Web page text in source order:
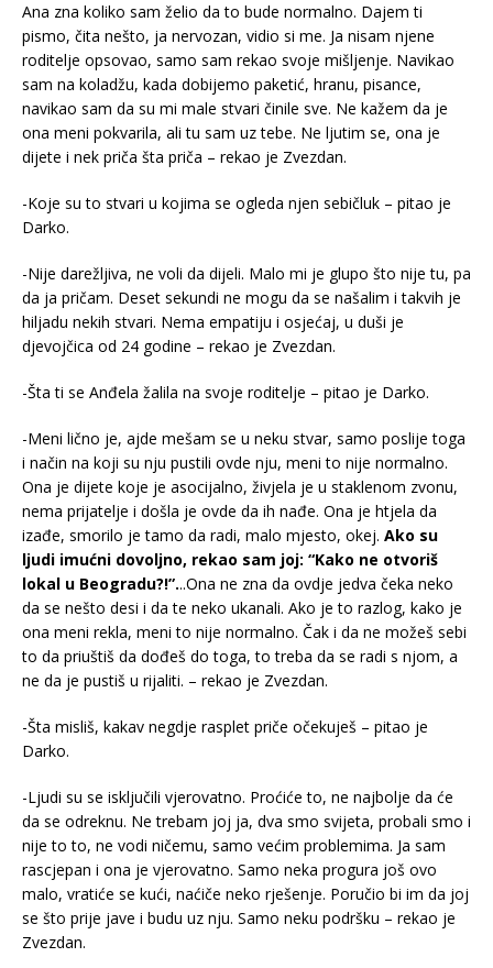
Ana zna koliko sam želio da to bude normalno. Dajem ti
pismo, čita nešto, ja nervozan, vidio si me. Ja nisam njene
roditelje opsovao, samo sam rekao svoje mišljenje. Navikao
sam na koladžu, kada dobijemo paketić, hranu, pisance,
navikao sam da su mi male stvari činile sve. Ne kažem da je
ona meni pokvarila, ali tu sam uz tebe. Ne ljutim se, ona je
dijete i nek priča šta priča – rekao je Zvezdan.
-Koje su to stvari u kojima se ogleda njen sebičluk – pitao je
Darko.
-Nije darežljiva, ne voli da dijeli. Malo mi je glupo što nije tu, pa
da ja pričam. Deset sekundi ne mogu da se našalim i takvih je
hiljadu nekih stvari. Nema empatiju i osjećaj, u duši je
djevojčica od 24 godine – rekao je Zvezdan.
-Šta ti se Anđela žalila na svoje roditelje – pitao je Darko.
-Meni lično je, ajde mešam se u neku stvar, samo poslije toga
i način na koji su nju pustili ovde nju, meni to nije normalno.
Ona je dijete koje je asocijalno, živjela je u staklenom zvonu,
nema prijatelje i došla je ovde da ih nađe. Ona je htjela da
izađe, smorilo je tamo da radi, malo mjesto, okej. Ako su
ljudi imućni dovoljno, rekao sam joj: “Kako ne otvoriš
lokal u Beogradu?!”...Ona ne zna da ovdje jedva čeka neko
da se nešto desi i da te neko ukanali. Ako je to razlog, kako je
ona meni rekla, meni to nije normalno. Čak i da ne možeš sebi
to da priuštiš da dođeš do toga, to treba da se radi s njom, a
ne da je pustiš u rijaliti. – rekao je Zvezdan.
-Šta misliš, kakav negdje rasplet priče očekuješ – pitao je
Darko.
-Ljudi su se isključili vjerovatno. Proćiće to, ne najbolje da će
da se odreknu. Ne trebam joj ja, dva smo svijeta, probali smo i
nije to to, ne vodi ničemu, samo većim problemima. Ja sam
rascjepan i ona je vjerovatno. Samo neka progura još ovo
malo, vratiće se kući, naćiče neko rješenje. Poručio bi im da joj
se što prije jave i budu uz nju. Samo neku podršku – rekao je
Zvezdan.